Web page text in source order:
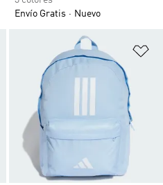
Envío Gratis
Nuevo
Añadir a la lista de deseos